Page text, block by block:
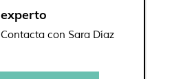
experto
Contacta con Sara Díaz